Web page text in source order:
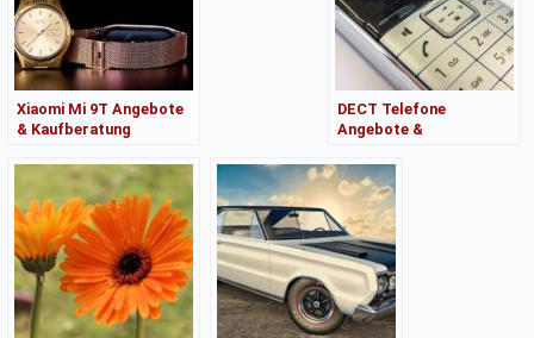
Xiaomi Mi 9T Angebote
& Kaufberatung
DECT Telefone
Angebote &